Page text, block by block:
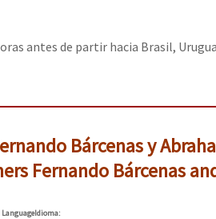
antes de partir hacia Brasil,
Bárcenas y
Fernando Bárcenas
LanguageIdioma: